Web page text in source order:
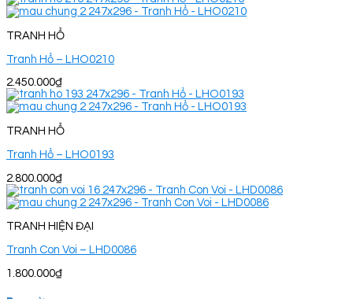
TRANH HỔ
Tranh Hổ – LHO0210
2.450.000₫
TRANH HỔ
Tranh Hổ – LHO0193
2.800.000₫
TRANH HIỆN ĐẠI
Tranh Con Voi – LHD0086
1.800.000₫